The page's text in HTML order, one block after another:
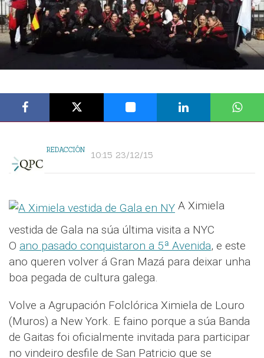
REDACCIÓN 10:15 23/12/15
A Ximiela
vestida de Gala na súa última visita a NYC
O ano pasado conquistaron a 5ª Avenida, e este
ano queren volver á Gran Mazá para deixar unha
boa pegada de cultura galega.
Volve a Agrupación Folclórica Ximiela de Louro
(Muros) a New York. E faino porque a súa Banda
de Gaitas foi oficialmente invitada para participar
no vindeiro desfile de San Patricio que se